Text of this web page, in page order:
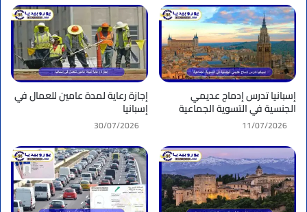
إسبانيا تدرس إدماج عديمي
الجنسية في التسوية الجماعية
11/07/2026
إجازة رعاية لمدة عامين للعمال في
إسبانيا
30/07/2026